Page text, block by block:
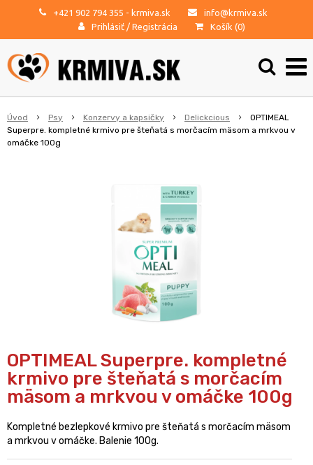
+421 902 794 355 - krmiva.sk
info@krmiva.sk
Prihlásiť / Registrácia Košík (0)
Úvod Psy Konzervy a kapsičky Delickcious
OPTIMEAL
Superpre. kompletné krmivo pre šteňatá s morčacím mäsom a mrkvou v
omáčke 100g
OPTIMEAL Superpre. kompletné
krmivo pre šteňatá s morčacím
mäsom a mrkvou v omáčke 100g
Kompletné bezlepkové krmivo pre šteňatá s morčacím mäsom
a mrkvou v omáčke. Balenie 100g.